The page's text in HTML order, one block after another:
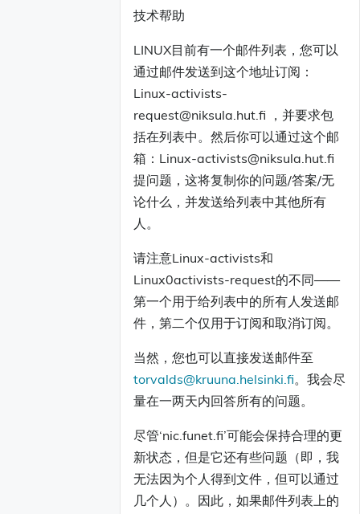
技术帮助
LINUX目前有一个邮件列表，您可以
通过邮件发送到这个地址订阅：
Linux-activists-
request@niksula.hut.fi ，并要求包
括在列表中。然后你可以通过这个邮
箱：Linux-activists@niksula.hut.fi
提问题，这将复制你的问题/答案/无
论什么，并发送给列表中其他所有
人。
请注意Linux-activists和
Linux0activists-request的不同——
第一个用于给列表中的所有人发送邮
件，第二个仅用于订阅和取消订阅。
当然，您也可以直接发送邮件至
torvalds@kruuna.helsinki.fi。我会尽
量在一两天内回答所有的问题。
尽管‘nic.funet.fi’可能会保持合理的更
新状态，但是它还有些问题（即，我
无法因为个人得到文件，但可以通过
几个人）。因此，如果邮件列表上的